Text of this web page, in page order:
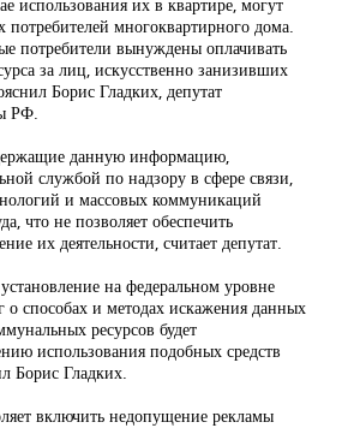
потребителей многоквартирного дома.
потребители вынуждены оплачивать
за лиц, искусственно занизивших
Борис Гладких, депутат
РФ.
данную информацию,
службой по надзору в сфере связи,
и массовых коммуникаций
что не позволяет обеспечить
их деятельности, считает депутат.
на федеральном уровне
о способах и методах искажения данных
ресурсов будет
использования подобных средств
Борис Гладких.
включить недопущение рекламы